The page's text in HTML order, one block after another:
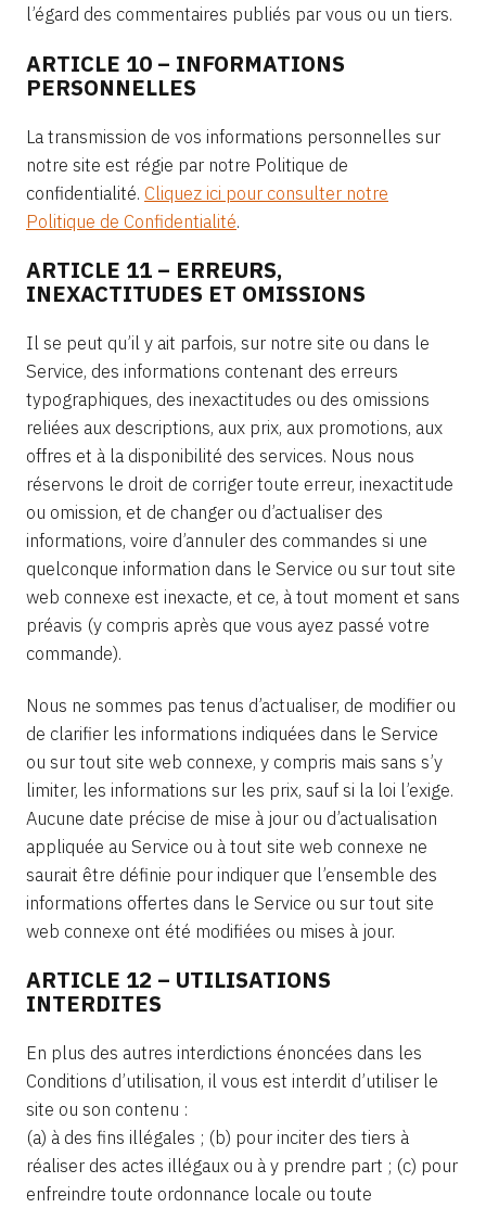
l’égard des commentaires publiés par vous ou un tiers.
ARTICLE 10 – INFORMATIONS
PERSONNELLES
La transmission de vos informations personnelles sur
notre site est régie par notre Politique de
confidentialité. Cliquez ici pour consulter notre
Politique de Confidentialité.
ARTICLE 11 – ERREURS,
INEXACTITUDES ET OMISSIONS
Il se peut qu’il y ait parfois, sur notre site ou dans le
Service, des informations contenant des erreurs
typographiques, des inexactitudes ou des omissions
reliées aux descriptions, aux prix, aux promotions, aux
offres et à la disponibilité des services. Nous nous
réservons le droit de corriger toute erreur, inexactitude
ou omission, et de changer ou d’actualiser des
informations, voire d’annuler des commandes si une
quelconque information dans le Service ou sur tout site
web connexe est inexacte, et ce, à tout moment et sans
préavis (y compris après que vous ayez passé votre
commande).
Nous ne sommes pas tenus d’actualiser, de modifier ou
de clarifier les informations indiquées dans le Service
ou sur tout site web connexe, y compris mais sans s’y
limiter, les informations sur les prix, sauf si la loi l’exige.
Aucune date précise de mise à jour ou d’actualisation
appliquée au Service ou à tout site web connexe ne
saurait être définie pour indiquer que l’ensemble des
informations offertes dans le Service ou sur tout site
web connexe ont été modifiées ou mises à jour.
ARTICLE 12 – UTILISATIONS
INTERDITES
En plus des autres interdictions énoncées dans les
Conditions d’utilisation, il vous est interdit d’utiliser le
site ou son contenu :
(a) à des fins illégales ; (b) pour inciter des tiers à
réaliser des actes illégaux ou à y prendre part ; (c) pour
enfreindre toute ordonnance locale ou toute